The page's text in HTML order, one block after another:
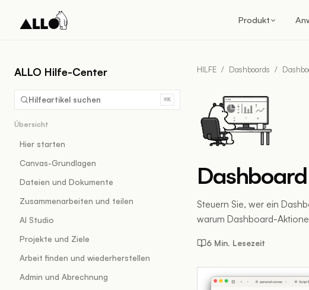
Produkt
ALLO Hilfe-Center
Hilfeartikel suchen ⌘K
Übersicht
Hier starten
Canvas-Grundlagen
Dateien und Dokumente
Zusammenarbeiten und teilen
AI Studio
Projekte und Ziele
Arbeit finden und wiederherstellen
Admin und Abrechnung
HILFE / Dashboards /
Steuern Sie, wer ein
warum Dashboard-
6 Min. Lesezeit